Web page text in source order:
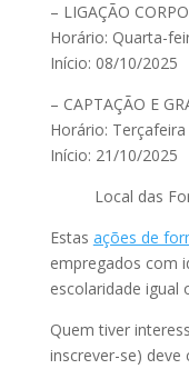
– LIGAÇÃO
Horário: Quarta-
Início: 08/10/2025
– CAPTAÇÃO E
Horário:
Início: 21/10/2025
Local das
Estas ações de
empregados com
escolaridade igual
Quem tiver
inscrever-se)